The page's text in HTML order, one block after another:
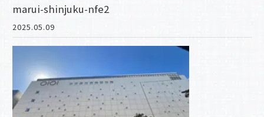
marui-shinjuku-nfe2
2025.05.09